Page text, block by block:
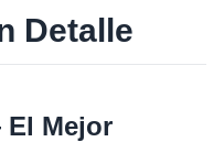
Detalle
El Mejor